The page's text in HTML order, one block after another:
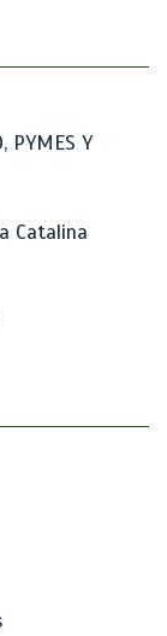
PYMES Y
Catalina